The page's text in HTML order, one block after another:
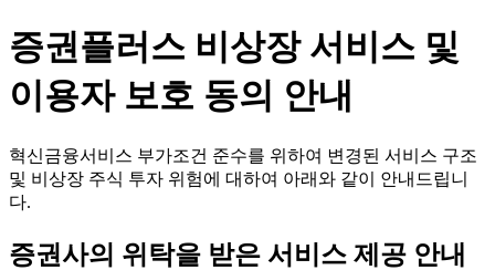
증권플러스 비상장 서비스 및
이용자 보호 동의 안내
혁신금융서비스 부가조건 준수를 위하여 변경된 서비스 구조
및 비상장 주식 투자 위험에 대하여 아래와 같이 안내드립니
다.
증권사의 위탁을 받은 서비스 제공 안내